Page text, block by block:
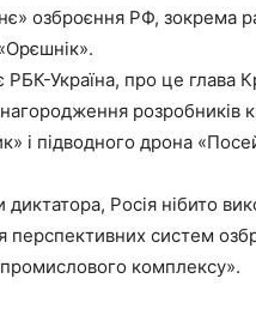
озброєння РФ, зокрема
РБК-Україна, про це глава
розробників
і підводного дрона
Росія нібито
перспективних систем
комплексу».